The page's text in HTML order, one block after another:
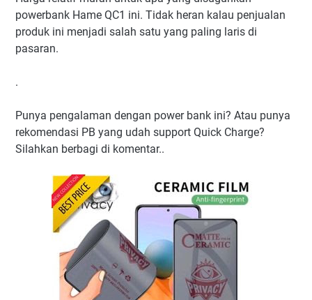
powerbank Hame QC1 ini. Tidak heran kalau penjualan
produk ini menjadi salah satu yang paling laris di
pasaran.
.
Punya pengalaman dengan power bank ini? Atau punya
rekomendasi PB yang udah support Quick Charge?
Silahkan berbagi di komentar..